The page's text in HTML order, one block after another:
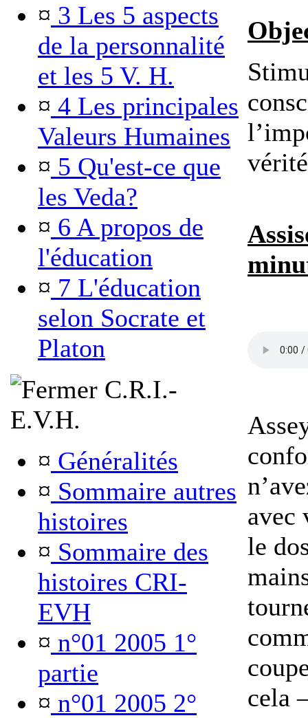
¤ 3 Les 5 aspects
de la personnalité
et les 5 V. H.
¤ 4 Les principales
Valeurs Humaines
¤ 5 Qu'est-ce que
les Veda?
¤ 6 A propos de
l'éducation
¤ 7 L'éducation
selon Socrate et
Platon
C.R.I.-
E.V.H.
¤ Généralités
¤ Sommaire autres
histoires
¤ Sommaire des
histoires CRI-
EVH
¤ n°01 2005 1°
partie
¤ n°01 2005 2°
avec
le
cela